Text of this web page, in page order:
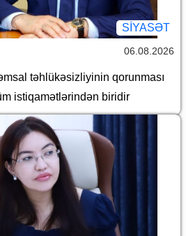
SİYASƏT
06.08.2026
təhlükəsizliyinin qorunması
istiqamətlərindən biridir